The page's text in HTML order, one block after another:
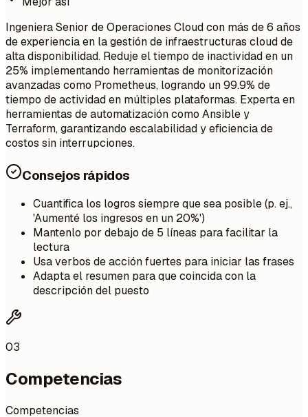
Ingeniera Senior de Operaciones Cloud con más de 6 años
de experiencia en la gestión de infraestructuras cloud de
alta disponibilidad. Reduje el tiempo de inactividad en un
25% implementando herramientas de monitorización
avanzadas como Prometheus, logrando un 99.9% de
tiempo de actividad en múltiples plataformas. Experta en
herramientas de automatización como Ansible y
Terraform, garantizando escalabilidad y eficiencia de
costos sin interrupciones.
Consejos rápidos
Cuantifica los logros siempre que sea posible (p. ej.,
'Aumenté los ingresos en un 20%')
Mantenlo por debajo de 5 líneas para facilitar la
lectura
Usa verbos de acción fuertes para iniciar las frases
Adapta el resumen para que coincida con la
descripción del puesto
03
Competencias
Competencias